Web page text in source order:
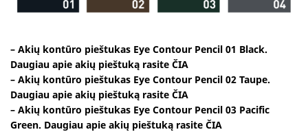
– Akių kontūro pieštukas Eye Contour Pencil 01 Black.
Daugiau apie akių pieštuką rasite ČIA
– Akių kontūro pieštukas Eye Contour Pencil 02 Taupe.
Daugiau apie akių pieštuką rasite ČIA
– Akių kontūro pieštukas Eye Contour Pencil 03 Pacific
Green. Daugiau apie akių pieštuką rasite ČIA